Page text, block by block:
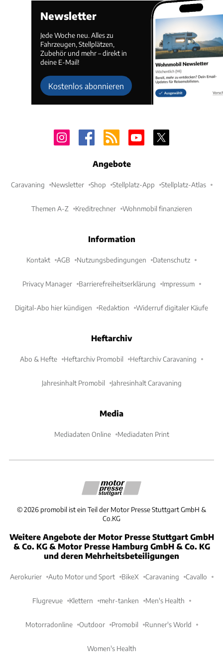
Newsletter
Jede Woche neu. Alles zu
Fahrzeugen, Stellplätzen,
Zubehör und mehr – direkt in
deine E-Mail!
Kostenlos abonnieren
Angebote
Caravaning Newsletter Shop Stellplatz-App Stellplatz-Atlas
Themen A-Z Kreditrechner Wohnmobil finanzieren
Information
Kontakt AGB Nutzungsbedingungen Datenschutz
Privacy Manager Barrierefreiheitserklärung Impressum
Digital-Abo hier kündigen Redaktion Widerruf digitaler Käufe
Heftarchiv
Abo & Hefte Heftarchiv Promobil Heftarchiv Caravaning
Jahresinhalt Promobil Jahresinhalt Caravaning
Media
Mediadaten Online Mediadaten Print
©2026 promobil ist ein Teil der Motor Presse Stuttgart GmbH &
Co.KG
Weitere Angebote der Motor Presse Stuttgart GmbH
& Co. KG & Motor Presse Hamburg GmbH & Co. KG
und deren Mehrheitsbeteiligungen
Aerokurier Auto Motor und Sport BikeX Caravaning Cavallo
Flugrevue Klettern mehr-tanken Men's Health
Motorradonline Outdoor Promobil Runner's World
Women's Health